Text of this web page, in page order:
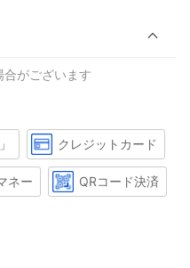
がございます
クレジットカード
ネー QRコード決済